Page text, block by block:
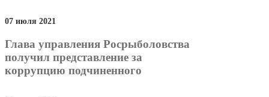
07 июля 2021
Глава управления Росрыболовства
получил представление за
коррупцию подчиненного